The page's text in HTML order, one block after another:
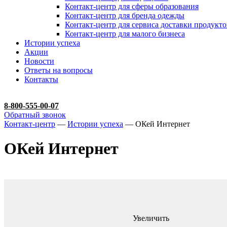
Контакт-центр для сферы образования
Контакт-центр для бренда одежды
Контакт-центр для сервиса доставки
Контакт-центр для малого бизнеса
Истории успеха
Акции
Новости
Ответы на вопросы
Контакты
8-800-555-00-07
Обратный звонок
Контакт-центр — Истории успеха — ОКей Интернет
ОКей Интернет
Увеличить